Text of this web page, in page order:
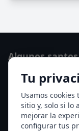
Tu
Usamos
sitio y, solo si lo
mejorar la
configurar tus
Algunos
Santo Domingo
Ver todos los
Acceso a los